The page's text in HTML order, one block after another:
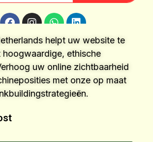
helpt uw website te
hoogwaardige, ethische
uw online zichtbaarheid
met onze op maat